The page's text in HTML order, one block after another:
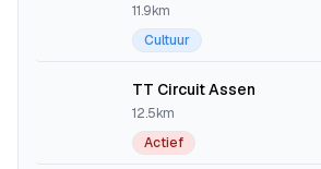
11.9km
Cultuur
TT Circuit Assen
12.5km
Actief